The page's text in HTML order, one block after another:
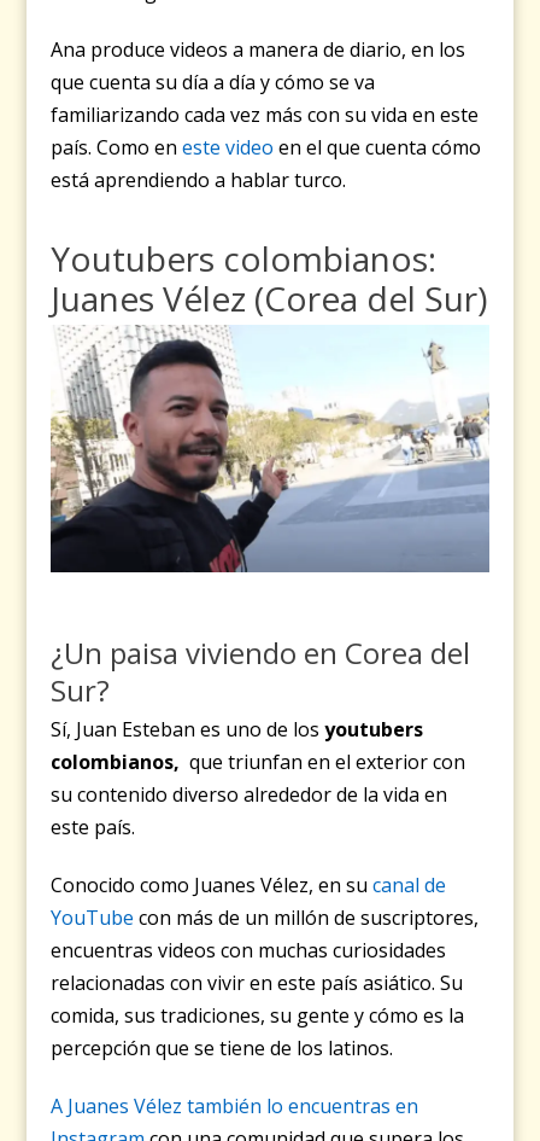
Ana produce videos a manera de diario, en los
que cuenta su día a día y cómo se va
familiarizando cada vez más con su vida en este
país. Como eneste video en el que cuenta cómo
está aprendiendo a hablar turco.
Youtubers colombianos:
Juanes Vélez (Corea del Sur)
¿Un paisa viviendo en Corea del
Sur?
Sí, Juan Esteban es uno de losyoutubers
colombianos, que triunfan en el exterior con
su contenido diverso alrededor de la vida en
este país.
Conocido como Juanes Vélez, en sucanal de
YouTube con más de un millón de suscriptores,
encuentras videos con muchas curiosidades
relacionadas con vivir en este país asiático. Su
comida, sus tradiciones, su gente y cómo es la
percepción que se tiene de los latinos.
A Juanes Vélez también lo encuentras en